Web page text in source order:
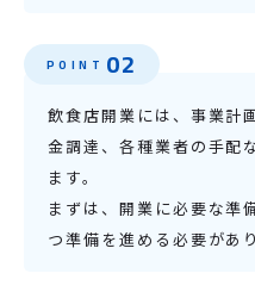
POINT 02
飲食店開業には、事業計
金調達、各種業者の手配
ます。
まずは、開業に必要な準
つ準備を進める必要があ